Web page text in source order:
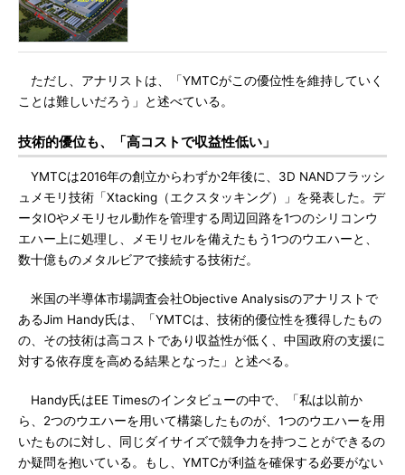
ただし、アナリストは、「YMTCがこの優位性を維持していく
ことは難しいだろう」と述べている。
技術的優位も、「高コストで収益性低い」
YMTCは2016年の創立からわずか2年後に、3D NANDフラッシ
ュメモリ技術「Xtacking（エクスタッキング）」を発表した。デ
ータIOやメモリセル動作を管理する周辺回路を1つのシリコンウ
エハー上に処理し、メモリセルを備えたもう1つのウエハーと、
数十億ものメタルビアで接続する技術だ。
米国の半導体市場調査会社Objective Analysisのアナリストで
あるJim Handy氏は、「YMTCは、技術的優位性を獲得したもの
の、その技術は高コストであり収益性が低く、中国政府の支援に
対する依存度を高める結果となった」と述べる。
Handy氏はEE Timesのインタビューの中で、「私は以前か
ら、2つのウエハーを用いて構築したものが、1つのウエハーを用
いたものに対し、同じダイサイズで競争力を持つことができるの
か疑問を抱いている。もし、YMTCが利益を確保する必要がない